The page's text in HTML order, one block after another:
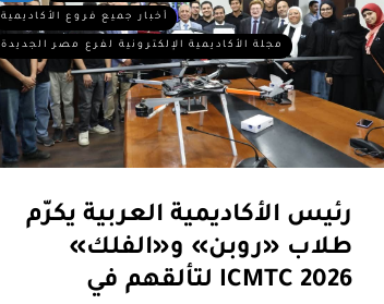
أخبار جميع فروع الأكاديمية
مجلة الأكاديمية الإلكترونية لفرع مصر الجديدة
رئيس الأكاديمية العربية يكرّم
طلاب «روبن» و«الفلك»
لتألقهم في ICMTC 2026